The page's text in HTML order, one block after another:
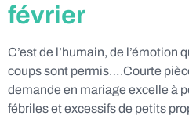
février
C’est de l’humain, de l’émotion
coups sont permis….Courte
demande en mariage excelle à
fébriles et excessifs de petits